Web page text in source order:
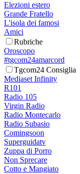
Elezioni estero
Grande Fratello
L'isola dei famosi
Amici
Rubriche
Oroscopo
#tgcom24amarcord
Tgcom24 Consiglia
Mediaset Infinity
R101
Radio 105
Virgin Radio
Radio Montecarlo
Radio Subasio
Comingsoon
Superguidatv
Zuppa di Porro
Non Sprecare
Cotto e Mangiato